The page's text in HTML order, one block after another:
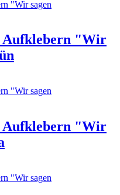
Aufklebern "Wir
Aufklebern "Wir